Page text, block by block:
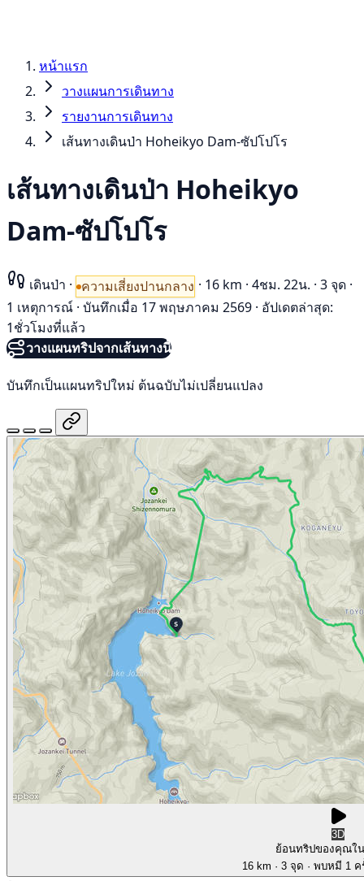
หน้าแรก
วางแผนการเดินทาง
รายงานการเดินทาง
เส้นทางเดินป่า Hoheikyo Dam-ซัปโปโร
เส้นทางเดินป่า Hoheikyo
Dam-ซัปโปโร
เดินป่า · ความเสี่ยงปานกลาง · 16 km · 4ชม. 22น. · 3 จุด ·
1 เหตุการณ์ · บันทึกเมื่อ 17 พฤษภาคม 2569 · อัปเดตล่าสุด:
1ชั่วโมงที่แล้ว
วางแผนทริปจากเส้นทางนี้
บันทึกเป็นแผนทริปใหม่ ต้นฉบับไม่เปลี่ยนแปลง
3D
ย้อนทริปของคุณใ
16 km · 3 จุด · พบหมี 1